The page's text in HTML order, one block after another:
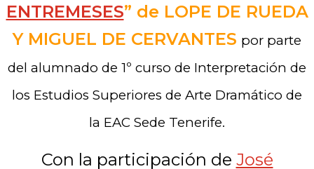
ENTREMESES” de LOPE DE RUEDA
Y MIGUEL DE CERVANTES por parte
del alumnado de 1º curso de Interpretación de
los Estudios Superiores de Arte Dramático de
la EAC Sede Tenerife.
Con la participación de José